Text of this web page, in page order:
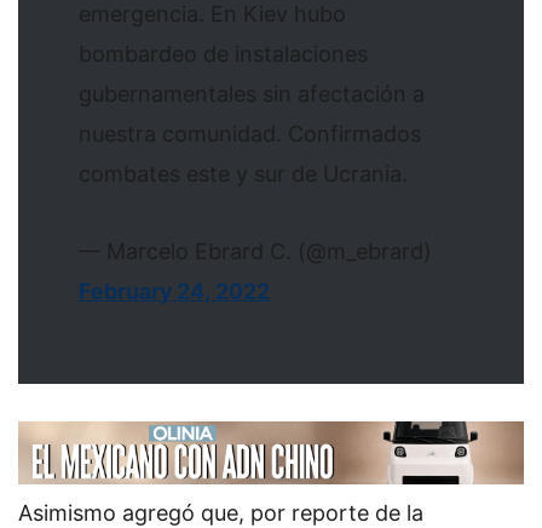
emergencia. En Kiev hubo
bombardeo de instalaciones
gubernamentales sin afectación a
nuestra comunidad. Confirmados
combates este y sur de Ucrania.
— Marcelo Ebrard C. (@m_ebrard)
February 24, 2022
Asimismo agregó que, por reporte de la